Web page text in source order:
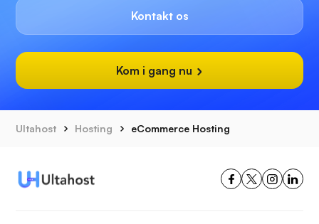
Kontakt os
Kom i gang nu
Ultahost Hosting eCommerce Hosting